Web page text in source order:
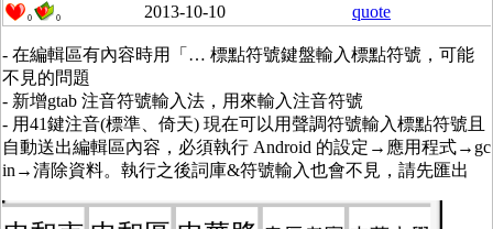
0 0 2013-10-10 quote
- 在編輯區有內容時用「… 標點符號鍵盤輸入標點符號，可能
不見的問題
- 新增gtab 注音符號輸入法，用來輸入注音符號
- 用41鍵注音(標準、倚天) 現在可以用聲調符號輸入標點符號且
自動送出編輯區內容，必須執行 Android 的設定→應用程式→gc
in→清除資料。執行之後詞庫&符號輸入也會不見，請先匯出